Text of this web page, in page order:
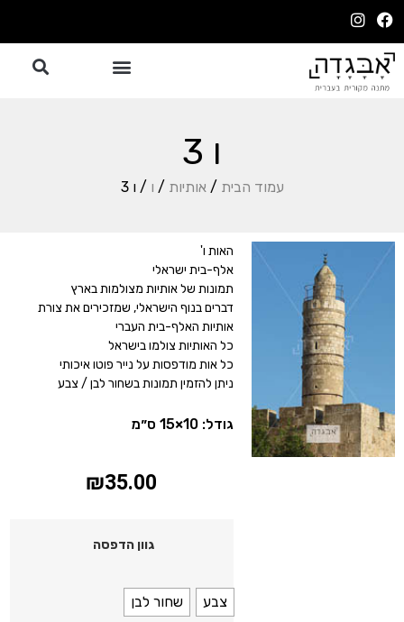
ו 3
עמוד הבית / אותיות / ו / ו 3
האות ו'
אלף-בית ישראלי
תמונות של אותיות מצולמות בארץ
דברים בנוף הישראלי, שמזכירים את צורת
אותיות האלף-בית העברי
כל האותיות צולמו בישראל
כל אות מודפסות על נייר פוטו איכותי
ניתן להזמין תמונות בשחור לבן / צבע
גודל: 10×15 ס״מ
₪35.00
גוון הדפסה
צבע שחור לבן